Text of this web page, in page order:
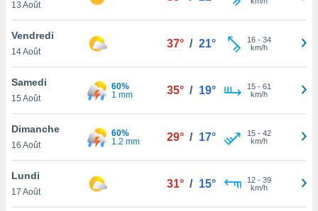
en
de
votre
à
en
le
13 Août
Vendredi
14 Août
37° / 21° 16- 34
km/h
Samedi
15 Août
60%
1 mm
35° / 19° 15- 61
km/h
Dimanche
16 Août
60%
1.2 mm
29° / 17° 15- 42
km/h
Lundi
17 Août
31° / 15° 12- 39
km/h